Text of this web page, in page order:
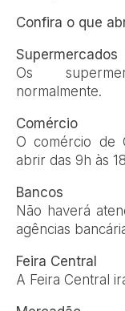
Confira o que
Supermercados
Os
normalmente.
Comércio
O comércio de
abrir das 9h às
Bancos
Não haverá
agências
Feira Central
A Feira Central